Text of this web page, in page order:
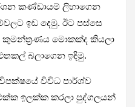
කණ්ඩා­යම් ලිහා­ගෙන
ඉඩ දෙමු. ඊට පස්සෙ
මොකක්ද කියලා
බලා­ගෙන ඉඳිමු.
විවිධ පාර්ශ්ව
ඉලක්ක කරලා පුද්ග­ල­යන්